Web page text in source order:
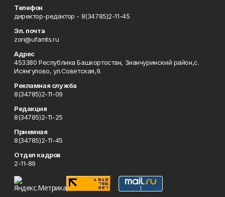
Телефон
директор-редактор - 8(34785)2-11-45
Эл. почта
zori@ufamts.ru
Адрес
453380 Республика Башкортостан, Зианчуринский район,с.
Исянгулово, ул.Советская,9.
Рекламная служба
8(34785)2-11-09
Редакция
8(34785)2-11-25
Приемная
8(34785)2-11-45
Отдел кадров
2-11-89